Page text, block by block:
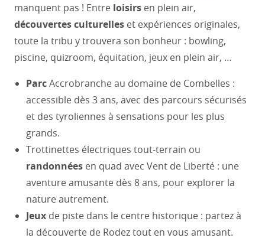
manquent pas ! Entre loisirs en plein air,
découvertes culturelles et expériences originales,
toute la tribu y trouvera son bonheur : bowling,
piscine, quizroom, équitation, jeux en plein air, …
ParcAccrobranche au domaine de Combelles :
accessible dès 3 ans, avec des parcours sécurisés
et des tyroliennes à sensations pour les plus
grands.
Trottinettes électriques tout-terrain ou
randonnées en quad avec Vent de Liberté : une
aventure amusante dès 8 ans, pour explorer la
nature autrement.
Jeux de piste dans le centre historique : partez à
la découverte de Rodez tout en vous amusant.